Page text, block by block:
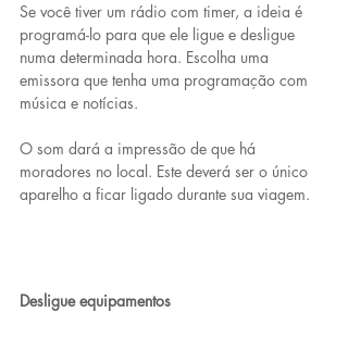
Se você tiver um rádio com timer, a ideia é
programá-lo para que ele ligue e desligue
numa determinada hora. Escolha uma
emissora que tenha uma programação com
música e notícias.
O som dará a impressão de que há
moradores no local. Este deverá ser o único
aparelho a ficar ligado durante sua viagem.
Desligue equipamentos